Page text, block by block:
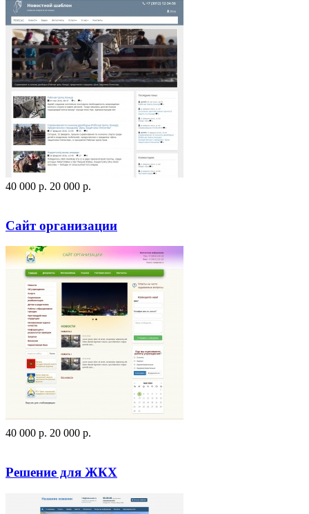
40 000 p. 20 000 p.
Сайт организации
40 000 p. 20 000 p.
Решение для ЖКХ